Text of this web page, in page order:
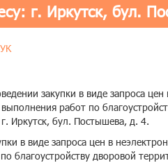
г. Иркутск, бул.
закупки в виде запроса цен
работ по
Иркутск, бул. Постышева, д. 4.
в виде запроса цен в
благоустройству дворовой